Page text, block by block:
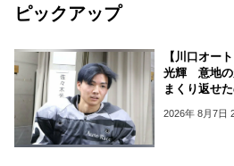
ピックアップ
【川口オー
光輝 意地の
まくり返せ
2026年 8月7日